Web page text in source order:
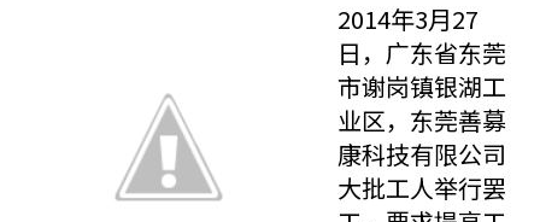
2014年3月27
日，广东省东莞
市谢岗镇银湖工
业区，东莞善募
康科技有限公司
大批工人举行罢